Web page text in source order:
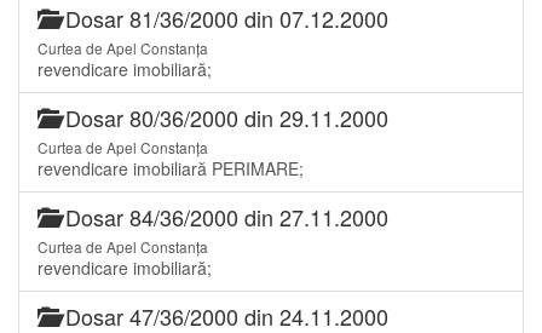
Dosar 81/36/2000 din 07.12.2000
Curtea de Apel Constanța
revendicare imobiliară;
Dosar 80/36/2000 din 29.11.2000
Curtea de Apel Constanța
revendicare imobiliară PERIMARE;
Dosar 84/36/2000 din 27.11.2000
Curtea de Apel Constanța
revendicare imobiliară;
Dosar 47/36/2000 din 24.11.2000